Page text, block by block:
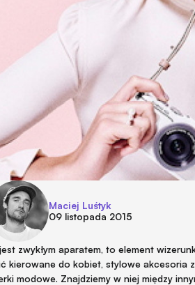
Maciej Luśtyk
09 listopada 2015
zwykłym aparatem, to element
kierowane do kobiet, stylowe akcesoria
modowe. Znajdziemy w niej między